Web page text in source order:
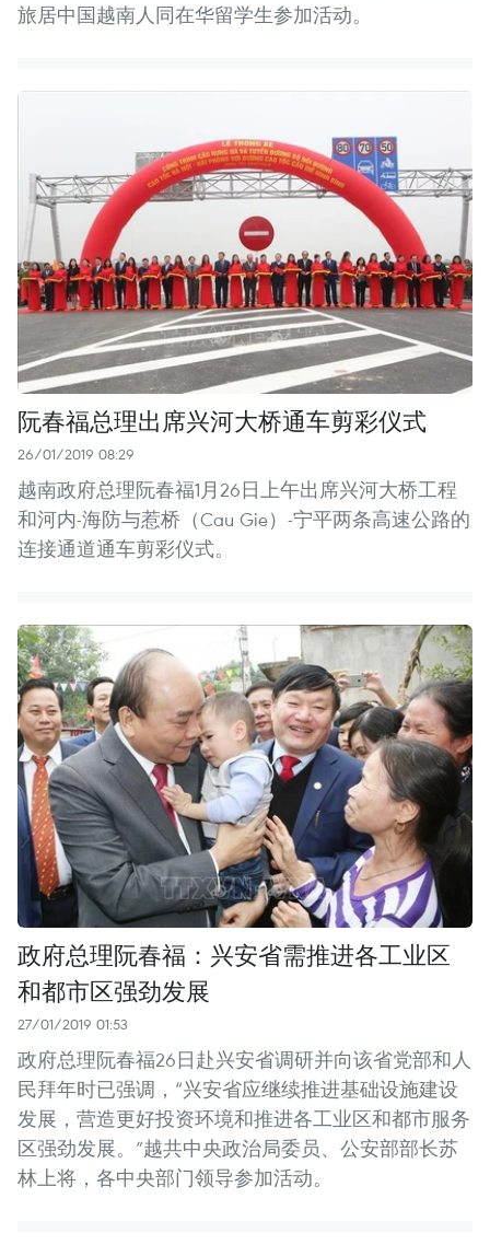
旅居中国越南人同在华留学生参加活动。
阮春福总理出席兴河大桥通车剪彩仪式
26/01/2019 08:29
越南政府总理阮春福1月26日上午出席兴河大桥工程
和河内-海防与惹桥（Cau Gie）-宁平两条高速公路的
连接通道通车剪彩仪式。
政府总理阮春福：兴安省需推进各工业区
和都市区强劲发展
27/01/2019 01:53
政府总理阮春福26日赴兴安省调研并向该省党部和人
民拜年时已强调，“兴安省应继续推进基础设施建设
发展，营造更好投资环境和推进各工业区和都市服务
区强劲发展。”越共中央政治局委员、公安部部长苏
林上将，各中央部门领导参加活动。